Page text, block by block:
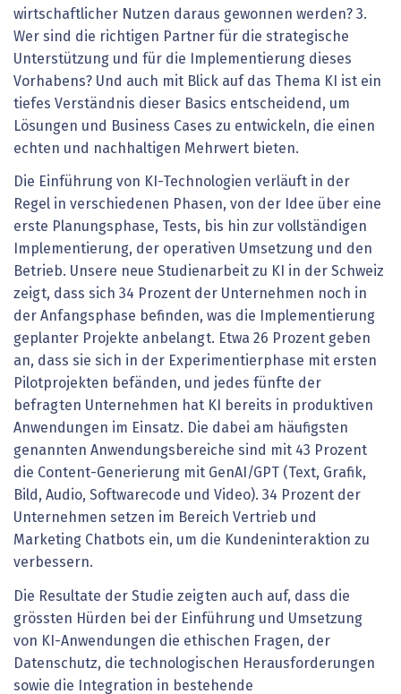
wirtschaftlicher Nutzen daraus gewonnen werden? 3.
Wer sind die richtigen Partner für die strategische
Unterstützung und für die Implementierung dieses
Vorhabens? Und auch mit Blick auf das Thema KI ist ein
tiefes Verständnis dieser Basics entscheidend, um
Lösungen und Business Cases zu entwickeln, die einen
echten und nachhaltigen Mehrwert bieten.
Die Einführung von KI-Technologien verläuft in der
Regel in verschiedenen Phasen, von der Idee über eine
erste Planungsphase, Tests, bis hin zur vollständigen
Implementierung, der operativen Umsetzung und den
Betrieb. Unsere neue Studienarbeit zu KI in der Schweiz
zeigt, dass sich 34 Prozent der Unternehmen noch in
der Anfangsphase befinden, was die Implementierung
geplanter Projekte anbelangt. Etwa 26 Prozent geben
an, dass sie sich in der Experimentierphase mit ersten
Pilotprojekten befänden, und jedes fünfte der
befragten Unternehmen hat KI bereits in produktiven
Anwendungen im Einsatz. Die dabei am häufigsten
genannten Anwendungsbereiche sind mit 43 Prozent
die Content-Generierung mit GenAI/GPT (Text, Grafik,
Bild, Audio, Softwarecode und Video). 34 Prozent der
Unternehmen setzen im Bereich Vertrieb und
Marketing Chatbots ein, um die Kundeninteraktion zu
verbessern.
Die Resultate der Studie zeigten auch auf, dass die
grössten Hürden bei der Einführung und Umsetzung
von KI-Anwendungen die ethischen Fragen, der
Datenschutz, die technologischen Herausforderungen
sowie die Inte­gration in bestehende